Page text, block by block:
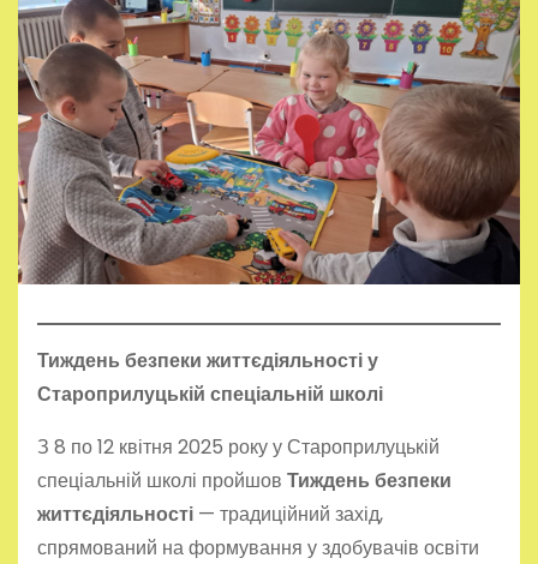
Тиждень безпеки життєдіяльності у
Староприлуцькій спеціальній школі
З 8 по 12 квітня 2025 року у Староприлуцькій
спеціальній школі пройшов Тиждень безпеки
життєдіяльності — традиційний захід,
спрямований на формування у здобувачів освіти